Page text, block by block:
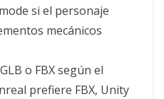
si el personaje
mecánicos
o FBX según el
prefiere FBX, Unity